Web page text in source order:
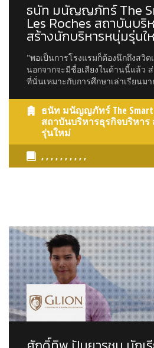
ธนัท มนัญญภัทร์ The
Les Roches สถาบันบริ
สร้างนักบริหารหนุ่มรุ่นใ
"พอเป็นการโรงแรมก็ต้องนึกถึงสวิ
นอกจากจะมีชื่อเสียงในด้านนี้แล้ว
ที่นั่นเหมาะกับการศึกษาเล่าเรียนมา
ธนัท มนัญญภัทร์ The Smart
สถาบันบริหารธุรกิจบริหา
รุ่นใหม่
, , , , , , , , , ,